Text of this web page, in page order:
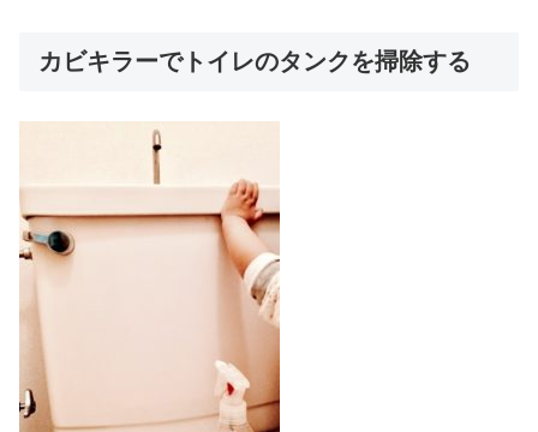
カビキラーでトイレのタンクを掃除する